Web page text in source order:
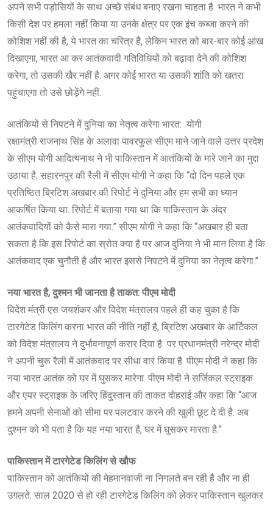
अपने सभी पड़ोसियों के साथ अच्छे संबंध बनाए रखना चाहता है. भारत ने कभी
किसी देश पर हमला नहीं किया या उनके क्षेत्र पर एक इंच कब्जा करने की
कोशिश नहीं की है, ये भारत का चरित्र है, लेकिन भारत को बार-बार कोई आंख
दिखाएगा, भारत आ कर आतंकवादी गतिविधियों को बढ़ावा देने की कोशिश
करेगा, तो उसकी खैर नहीं है. अगर कोई भारत या उसकी शांति को खतरा
पहुंचाएगा तो उसे छोड़ेंगे नहीं.
आतंकियों से निपटने में दुनिया का नेतृत्व करेगा भारत: योगी
रक्षामंत्री राजनाथ सिंह के अलावा पावरफुल सीएम माने जाने वाले उत्तर प्रदेश
के सीएम योगी आदित्यनाथ ने भी पाकिस्तान में आतंकियों के मारे जाने का मुद्दा
उठाया है. सहारनपुर की रैली में सीएम योगी ने कहा कि “दो दिन पहले एक
प्रतिष्ठित ब्रिटिश अखबार की रिपोर्ट ने दुनिया और हम सभी का ध्यान
आकर्षित किया था. रिपोर्ट में बताया गया था कि पाकिस्तान के अंदर
आतंकवादियों को कैसे मारा गया.” सीएम योगी ने कहा कि “अखबार ही बता
सकता है कि इस रिपोर्ट का स्रोत क्या है पर आज दुनिया ने भी मान लिया है कि
आतंकवाद एक चुनौती है और भारत इससे निपटने में दुनिया का नेतृत्व करेगा.”
नया भारत है, दुश्मन भी जानता है ताकत: पीएम मोदी
विदेश मंत्री एस जयशंकर और विदेश मंत्रालय पहले ही कह चुका है कि
टारगेटेड किलिंग करना भारत की नीति नहीं है, ब्रिटिश अखबार के आर्टिकल
को विदेश मंत्रालय ने दुर्भावनापूर्ण करार दिया है पर प्रधानमंत्री नरेन्द्र मोदी
ने अपनी चुरू रैली में आतंकवाद पर सीधा वार किया है. पीएम मोदी ने कहा कि
नया भारत आतंक को घर में घुसकर मारेगा. पीएम मोदी ने सर्जिकल स्ट्राइक
और एयर स्ट्राइक के जरिए हिंदुस्तान की ताकत दोहराई और कहा कि “आज
हमने अपनी सेनाओं को सीमा पर पलटवार करने की खुली छूट दे दी है. अब
दुश्मन को भी पता है कि यह नया भारत है, घर में घुसकर मारता है.”
पाकिस्तान में टारगेटेड किलिंग से खौफ
पाकिस्तान को आतंकियों की मेहमानवाजी ना निगलते बन रही है और ना ही
उगलते. साल 2020 से हो रही टारगेटेड किलिंग को लेकर पाकिस्तान खुलकर